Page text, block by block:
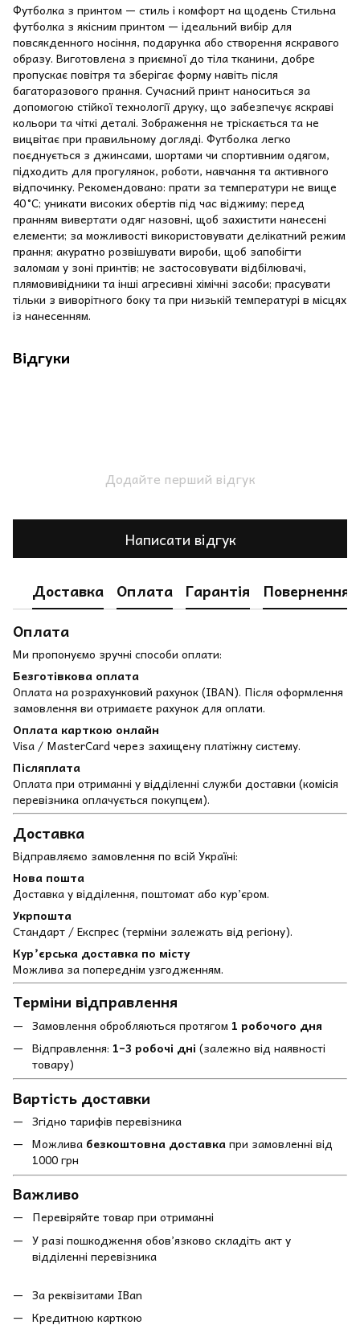
Футболка з принтом — стиль і комфорт на щодень Стильна
футболка з якісним принтом — ідеальний вибір для
повсякденного носіння, подарунка або створення яскравого
образу. Виготовлена з приємної до тіла тканини, добре
пропускає повітря та зберігає форму навіть після
багаторазового прання. Сучасний принт наноситься за
допомогою стійкої технології друку, що забезпечує яскраві
кольори та чіткі деталі. Зображення не тріскається та не
вицвітає при правильному догляді. Футболка легко
поєднується з джинсами, шортами чи спортивним одягом,
підходить для прогулянок, роботи, навчання та активного
відпочинку. Рекомендовано: прати за температури не вище
40 °C; уникати високих обертів під час віджиму; перед
пранням вивертати одяг назовні, щоб захистити нанесені
елементи; за можливості використовувати делікатний режим
прання; акуратно розвішувати вироби, щоб запобігти
заломам у зоні принтів; не застосовувати відбілювачі,
плямовивідники та інші агресивні хімічні засоби; прасувати
тільки з виворітного боку та при низькій температурі в місцях
із нанесенням.
Відгуки
Додайте перший відгук
Написати відгук
Доставка Оплата Гарантія
Повернення
Оплата
Ми пропонуємо зручні способи оплати:
Безготівкова оплата
Оплата на розрахунковий рахунок (IBAN). Після оформлення
замовлення ви отримаєте рахунок для оплати.
Оплата карткою онлайн
Visa / MasterCard через захищену платіжну систему.
Післяплата
Оплата при отриманні у відділенні служби доставки (комісія
перевізника оплачується покупцем).
Доставка
Відправляємо замовлення по всій Україні:
Нова пошта
Доставка у відділення, поштомат або кур’єром.
Укрпошта
Стандарт / Експрес (терміни залежать від регіону).
Кур’єрська доставка по місту
Можлива за попереднім узгодженням.
Терміни відправлення
Замовлення обробляються протягом 1 робочого дня
Відправлення: 1–3 робочі дні (залежно від наявності
товару)
Вартість доставки
Згідно тарифів перевізника
Можлива безкоштовна доставкапри замовленні від
1000 грн
Важливо
Перевіряйте товар при отриманні
У разі пошкодження обов’язково складіть акт у
відділенні перевізника
За реквізитами IBan
Кредитною карткою